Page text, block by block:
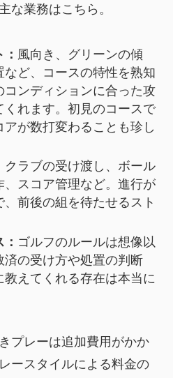
な業務はこちら。
風向き、グリーンの傾
ど、コースの特性を熟知
コンディションに合った攻
れます。初見のコースで
が数打変わることも珍し
クラブの受け渡し、ボール
スコア管理など。進行が
前後の組を待たせるスト
ゴルフのルールは想像以
済の受け方や処置の判断
教えてくれる存在は本当に
プレーは追加費用がかか
ースタイルによる料金の